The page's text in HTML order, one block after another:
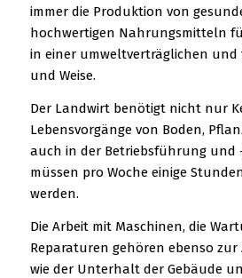
immer die Produktion von
hochwertigen Nahrungsmitteln
in einer umweltverträglichen und
und Weise.
Der Landwirt benötigt nicht nur
Lebensvorgänge von Boden,
auch in der Betriebsführung und
müssen pro Woche einige
werden.
Die Arbeit mit Maschinen, die
Reparaturen gehören ebenso zur
wie der Unterhalt der Gebäude